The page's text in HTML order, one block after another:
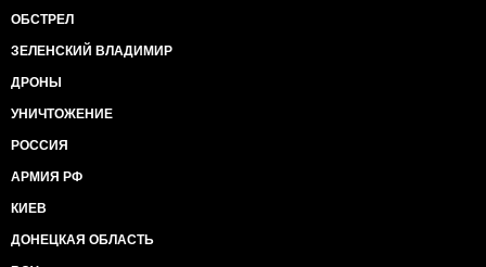
ОБСТРЕЛ
ЗЕЛЕНСКИЙ ВЛАДИМИР
ДРОНЫ
УНИЧТОЖЕНИЕ
РОССИЯ
АРМИЯ РФ
КИЕВ
ДОНЕЦКАЯ ОБЛАСТЬ